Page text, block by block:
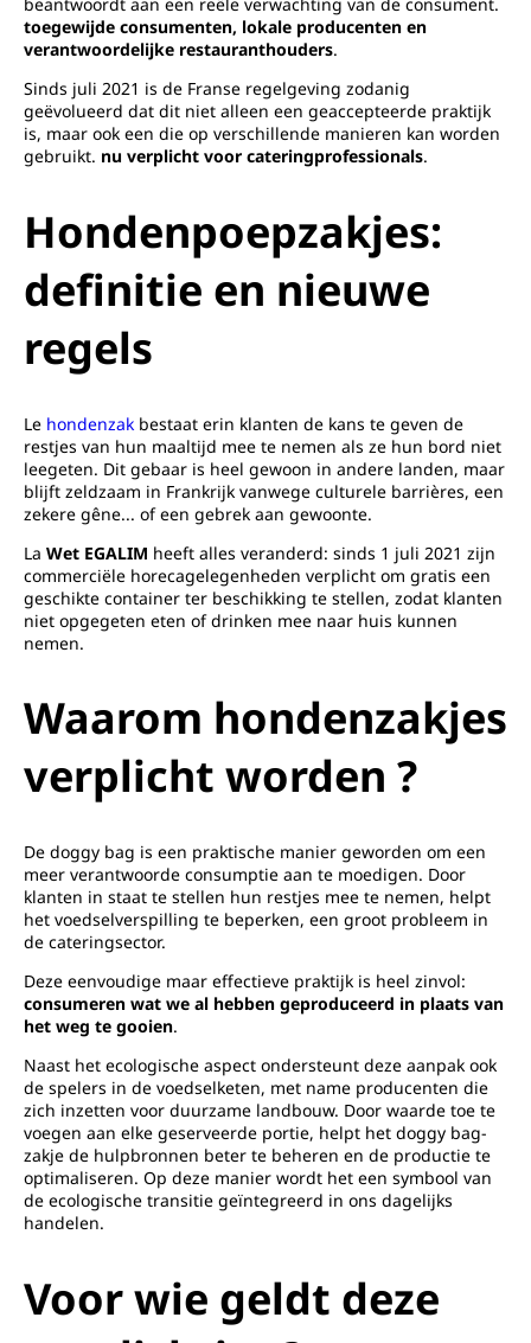
toegewijde consumenten, lokale producenten en
verantwoordelijke restauranthouders.
Sinds juli 2021 is de Franse regelgeving zodanig
geëvolueerd dat dit niet alleen een geaccepteerde praktijk
is, maar ook een die op verschillende manieren kan worden
gebruikt. nu verplicht voor cateringprofessionals.
Hondenpoepzakjes:
definitie en nieuwe
regels
Le hondenzak bestaat erin klanten de kans te geven de
restjes van hun maaltijd mee te nemen als ze hun bord niet
leegeten. Dit gebaar is heel gewoon in andere landen, maar
blijft zeldzaam in Frankrijk vanwege culturele barrières, een
zekere gêne... of een gebrek aan gewoonte.
La Wet EGALIM heeft alles veranderd: sinds 1 juli 2021 zijn
commerciële horecagelegenheden verplicht om gratis een
geschikte container ter beschikking te stellen, zodat klanten
niet opgegeten eten of drinken mee naar huis kunnen
nemen.
Waarom hondenzakjes
verplicht worden ?
De doggy bag is een praktische manier geworden om een
meer verantwoorde consumptie aan te moedigen. Door
klanten in staat te stellen hun restjes mee te nemen, helpt
het voedselverspilling te beperken, een groot probleem in
de cateringsector.
Deze eenvoudige maar effectieve praktijk is heel zinvol:
consumeren wat we al hebben geproduceerd in plaats van
het weg te gooien.
Naast het ecologische aspect ondersteunt deze aanpak ook
de spelers in de voedselketen, met name producenten die
zich inzetten voor duurzame landbouw. Door waarde toe te
voegen aan elke geserveerde portie, helpt het doggy bag-
zakje de hulpbronnen beter te beheren en de productie te
optimaliseren. Op deze manier wordt het een symbool van
de ecologische transitie geïntegreerd in ons dagelijks
handelen.
Voor wie geldt deze